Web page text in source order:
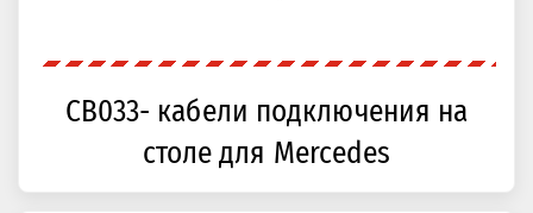
CB033- кабели подключения на
столе для Mercedes